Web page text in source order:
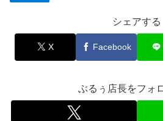
シェアする
X Facebook
ぶるぅ店長をフォ